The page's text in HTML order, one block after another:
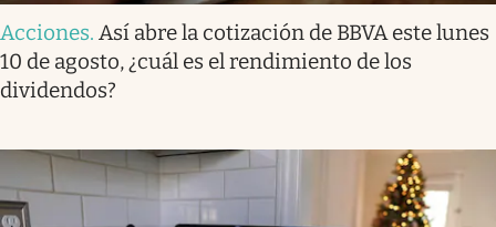
Acciones. Así abre la cotización de BBVA este lunes
10 de agosto, ¿cuál es el rendimiento de los
dividendos?